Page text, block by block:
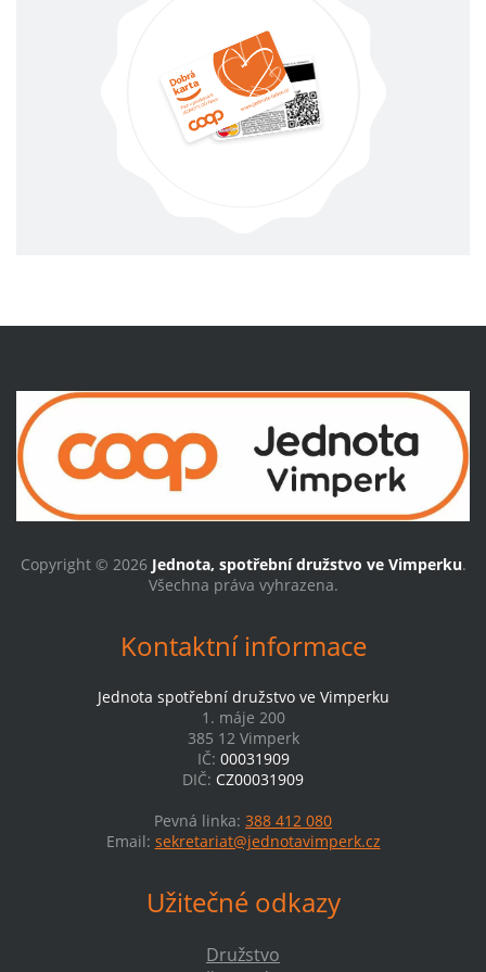
Copyright © 2026 Jednota, spotřební družstvo ve Vimperku.
Všechna práva vyhrazena.
Kontaktní informace
Jednota spotřební družstvo ve Vimperku
1. máje 200
385 12 Vimperk
IČ: 00031909
DIČ: CZ00031909
Pevná linka: 388 412 080
Email: sekretariat@jednotavimperk.cz
Užitečné odkazy
Družstvo